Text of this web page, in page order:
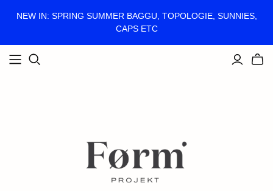
NEW IN: SPRING SUMMER BAGGU, TOPOLOGIE, SUNNIES,
CAPS ETC